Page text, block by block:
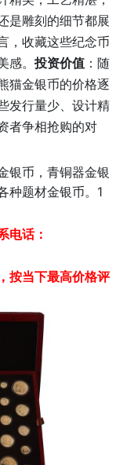
是雕刻的细节都展
，收藏这些纪念币
。 投资价值 ：随
猫金银币的价格逐
发行量少、设计精
者争相抢购的对
银币，青铜器金银
种题材金银币。 1
电话：
按当下最高价格评